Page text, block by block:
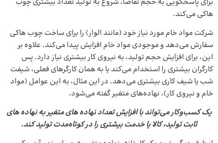
برای پاسخگویی به حجم تقاضا، شروع به تولید تعداد بیشتری چوب
هاکی می‌کند.
شرکت مواد خام مورد نیاز خود (مانند الوار) را برای ساخت چوب هاکی
سفارش می‌دهد و موجودی مواد خام افزایش پیدا می‌کند. علاوه بر
این، برای افزایش حجم تولید، به نیروی کار بیشتری نیاز دارد. پس
کارگران بیشتری را استخدام می‌کند یا به همان کارگرهای فعلی، شیفت
شب یا شیف کاری بیشتری می‌دهد. در این مثال، به این عوامل (مواد
خام و نیروی کار)، نهاده‌های متغیر گفته می‌شود.
یک کسب‌وکار می‌تواند با افزایش تعداد نهاده‌ های متغیر به نهاده‌ های
ثابت تولید، کالا یا خدمت بیشتری را در کوتاه‌مدت تولید کند.